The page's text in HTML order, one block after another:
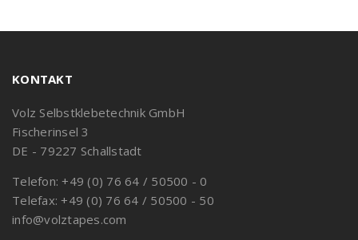
KONTAKT
Volz Selbstklebetechnik GmbH
Fischerinsel 3
DE - 79227 Schallstadt
Telefon: +49 (0) 76 64 / 50500 - 0
Telefax: +49 (0) 76 64 / 50500 - 50
info@volztapes.com